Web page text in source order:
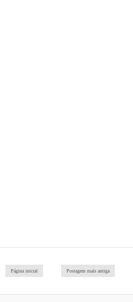
Postagem mais antiga
Página inicial